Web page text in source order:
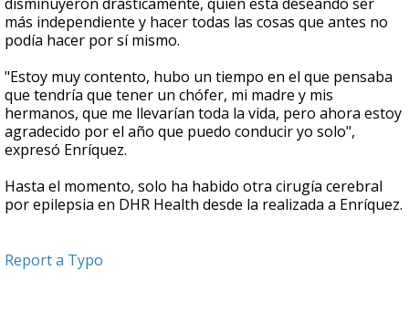
más independiente y hacer todas las cosas que antes no
podía hacer por sí mismo.
"Estoy muy contento, hubo un tiempo en el que pensaba
que tendría que tener un chófer, mi madre y mis
hermanos, que me llevarían toda la vida, pero ahora estoy
agradecido por el año que puedo conducir yo solo",
expresó Enríquez.
Hasta el momento, solo ha habido otra cirugía cerebral
por epilepsia en DHR Health desde la realizada a Enríquez.
Report a Typo